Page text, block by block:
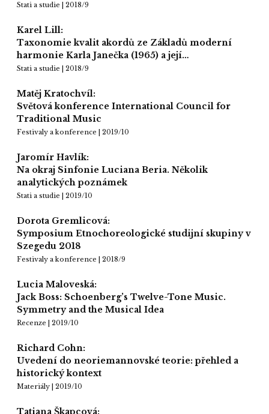
Stati a studie | 2018/9
Karel Lill:
Taxonomie kvalit akordů ze Základů moderní
harmonie Karla Janečka (1965) a její…
Stati a studie | 2018/9
Matěj Kratochvíl:
Světová konference International Council for
Traditional Music
Festivaly a konference | 2019/10
Jaromír Havlík:
Na okraj Sinfonie Luciana Beria. Několik
analytických poznámek
Stati a studie | 2019/10
Dorota Gremlicová:
Symposium Etnochoreologické studijní skupiny v
Szegedu 2018
Festivaly a konference | 2018/9
Lucia Maloveská:
Jack Boss: Schoenberg’s Twelve-Tone Music.
Symmetry and the Musical Idea
Recenze | 2019/10
Richard Cohn:
Uvedení do neoriemannovské teorie: přehled a
historický kontext
Materiály | 2019/10